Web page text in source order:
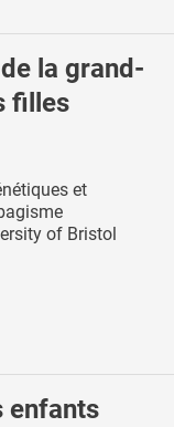
la grand-
filles
et
of Bristol
enfants